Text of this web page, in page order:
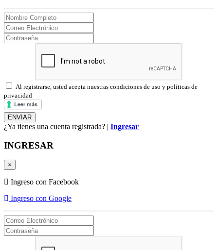
Al registrarse, usted acepta nuestras condiciones de uso y políticas de
privacidad
¿Ya tienes una cuenta registrada? | Ingresar
INGRESAR
×
Ingreso con Facebook
Ingreso con Google